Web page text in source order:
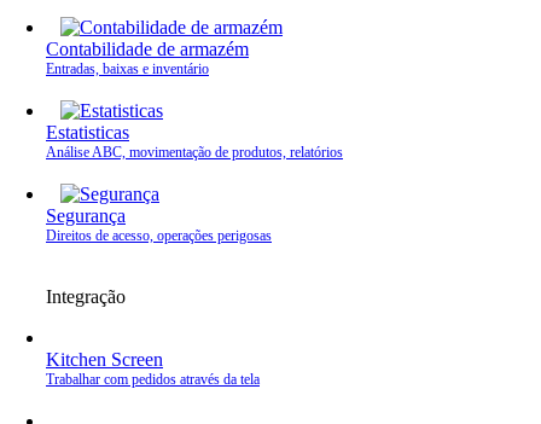
Contabilidade de armazém
Entradas, baixas e inventário
Estatisticas
Análise ABC, movimentação de produtos, relatórios
Segurança
Direitos de acesso, operações perigosas
Integração
Kitchen Screen
Trabalhar com pedidos através da tela